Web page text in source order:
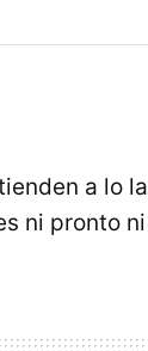
a lo
ni pronto